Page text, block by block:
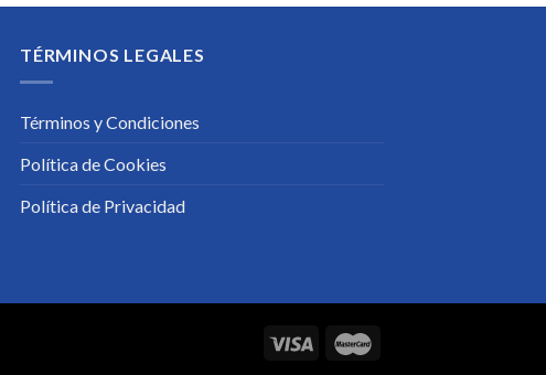
TÉRMINOS LEGALES
Términos y Condiciones
Política de Cookies
Política de Privacidad